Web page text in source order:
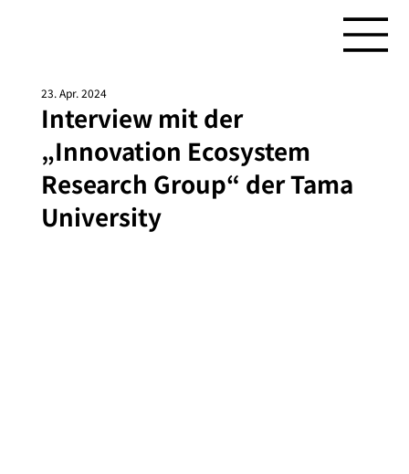
Interview mit der
„Innovation Ecosystem
Research Group“ der Tama
University
23. Apr. 2024